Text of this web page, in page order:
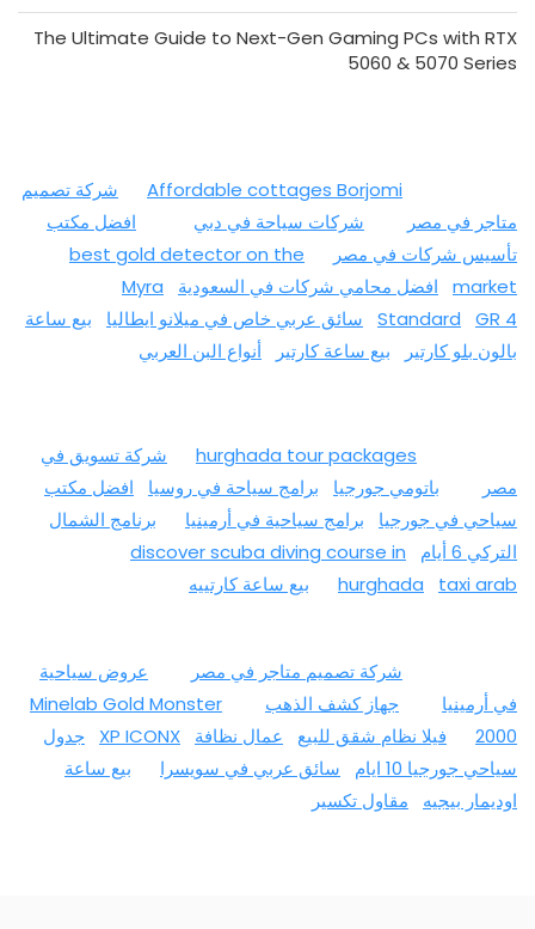
The Ultimate Guide to Next-Gen Gaming PCs with RTX
5060 & 5070 Series
Affordable cottages Borjomi
شركة تصميم
متاجر في مصر
شركات سياحة في دبي
افضل مكتب
تأسيس شركات في مصر
best gold detector on the
market
افضل محامي شركات في السعودية
Myra
Standard
GR 4 سائق عربي خاص في ميلانو ايطاليا
بيع ساعة
بالون بلو كارتير
بيع ساعة كارتير أنواع البن العربي
hurghada tour packages
شركة تسويق في
مصر
باتومي جورجيا برامج سياحة في روسيا
افضل مكتب
سياحي في جورجيا
برامج سياحية في أرمينيا
برنامج الشمال
التركي 6 أيام
discover scuba diving course in
hurghada
taxi arab بيع ساعة كارتييه
شركة تصميم متاجر في مصر
عروض سياحية
في أرمينيا
جهاز كشف الذهب
Minelab Gold Monster
2000
فيلا نظام شقق للبيع عمال نظافة XP ICONX
جدول
سياحي جورجيا 10 ايام
سائق عربي في سويسرا
بيع ساعة
اوديمار بيجيه
مقاول تكسير